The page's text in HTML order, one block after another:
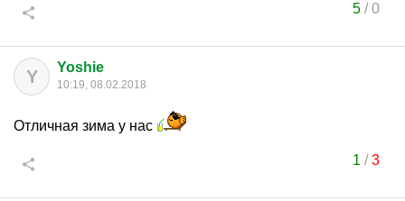
5/0
Y Yoshie
10:19, 08.02.2018
Отличная зима у нас
1 /3